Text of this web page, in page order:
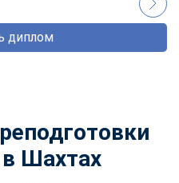
диплом
в Шахтах